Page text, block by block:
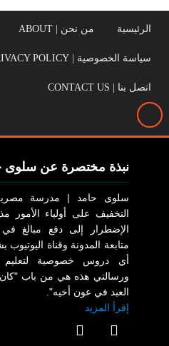
الرئيسية من نحن | ABOUT
سياسة الخصوصية | PRIVACY POLICY
اتصل بنا | CONTACT US
نبذة مختصرة عن سلوى
سلوى حامد | مدرسة مصرية
التخفيف على أولياء الأمور
الإضطرار إلى دفع مبالغ
متابعة المدونة وقناة
أي دروس خصوصية لتعليم
ورسالتي هذه هي من باب "كان
العبد في عون أخيه".
إقرأ المزيد